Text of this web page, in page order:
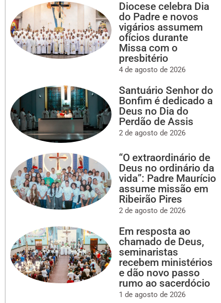
Diocese celebra Dia
do Padre e novos
vigários assumem
ofícios durante
Missa com o
presbitério
4 de agosto de 2026
Santuário Senhor do
Bonfim é dedicado a
Deus no Dia do
Perdão de Assis
2 de agosto de 2026
“O extraordinário de
Deus no ordinário da
vida”: Padre Maurício
assume missão em
Ribeirão Pires
2 de agosto de 2026
Em resposta ao
chamado de Deus,
seminaristas
recebem ministérios
e dão novo passo
rumo ao sacerdócio
1 de agosto de 2026